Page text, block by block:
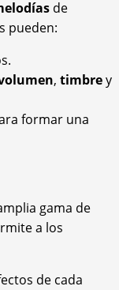
de
pueden:
, timbrey
formar una
gama de
a los
de cada